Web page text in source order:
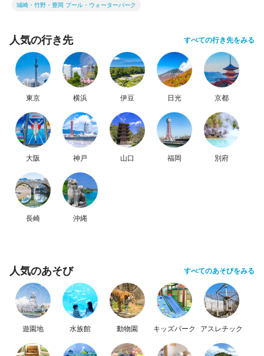
城崎・竹野・豊岡 プール・ウォーターパーク
人気の行き先 すべての行き先をみる
東京 横浜 伊豆 日光 京都
大阪 神戸 山口 福岡 別府
長崎 沖縄
人気のあそび すべてのあそびをみる
遊園地 水族館 動物園 キッズパーク アスレチック